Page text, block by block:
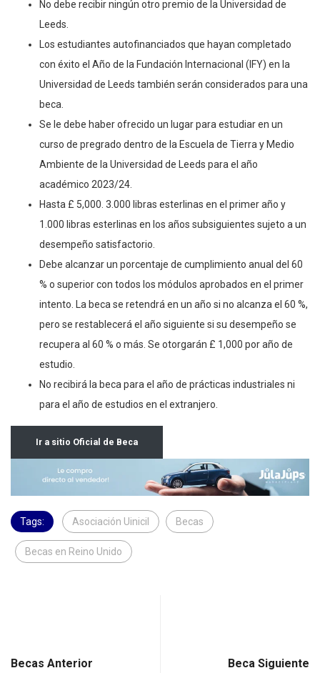
No debe recibir ningún otro premio de la Universidad de
Leeds.
Los estudiantes autofinanciados que hayan completado
con éxito el Año de la Fundación Internacional (IFY) en la
Universidad de Leeds también serán considerados para una
beca.
Se le debe haber ofrecido un lugar para estudiar en un
curso de pregrado dentro de la Escuela de Tierra y Medio
Ambiente de la Universidad de Leeds para el año
académico 2023/24.
Hasta £ 5,000. 3.000 libras esterlinas en el primer año y
1.000 libras esterlinas en los años subsiguientes sujeto a un
desempeño satisfactorio.
Debe alcanzar un porcentaje de cumplimiento anual del 60
% o superior con todos los módulos aprobados en el primer
intento. La beca se retendrá en un año si no alcanza el 60 %,
pero se restablecerá el año siguiente si su desempeño se
recupera al 60 % o más. Se otorgarán £ 1,000 por año de
estudio.
No recibirá la beca para el año de prácticas industriales ni
para el año de estudios en el extranjero.
Ir a sitio Oficial de Beca
Tags: Asociación Uinicil Becas
Becas en Reino Unido
Becas Anterior Beca Siguiente